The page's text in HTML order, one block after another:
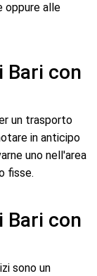
oppure alle
Bari con
un trasporto
in anticipo
uno nell'area
fisse.
Bari con
sono un